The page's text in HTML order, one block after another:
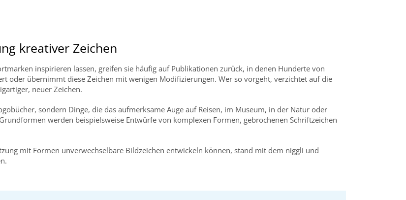
kreativer Zeichen
inspirieren lassen, greifen sie häufig auf Publikationen zurück, in denen Hunderte von
oder übernimmt diese Zeichen mit wenigen Modifizierungen. Wer so vorgeht, verzichtet auf die
neuer Zeichen.
sondern Dinge, die das aufmerksame Auge auf Reisen, im Museum, in der Natur oder
werden beispielsweise Entwürfe von komplexen Formen, gebrochenen Schriftzeichen
mit Formen unverwechselbare Bildzeichen entwickeln können, stand mit dem niggli und